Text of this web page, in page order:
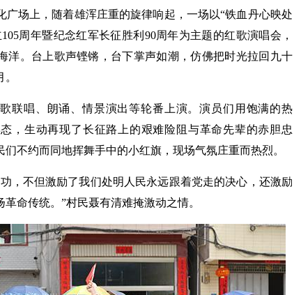
广场上，随着雄浑庄重的旋律响起，一场以“铁血丹心映处
周年暨纪念红军长征胜利90周年为主题的红歌演唱会，
洋。台上歌声铿锵，台下掌声如潮，仿佛把时光拉回九十
联唱、朗诵、情景演出等轮番上演。演员们用饱满的热
，生动再现了长征路上的艰难险阻与革命先辈的赤胆忠
不约而同地挥舞手中的小红旗，现场气氛庄重而热烈。
，不但激励了我们处明人民永远跟着党走的决心，还激励
命传统。”村民聂有清难掩激动之情。